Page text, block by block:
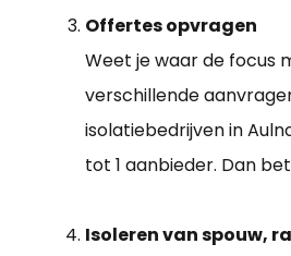
Offertes opvragen
Weet je waar de focus
verschillende
isolatiebedrijven in
tot 1 aanbieder. Dan
Isoleren van spouw,